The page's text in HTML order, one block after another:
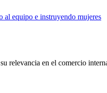
relevancia en el comercio